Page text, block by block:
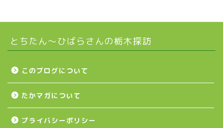
とちたん〜ひばらさんの栃木探訪
このブログについて
たかマガについて
プライバシーポリシー